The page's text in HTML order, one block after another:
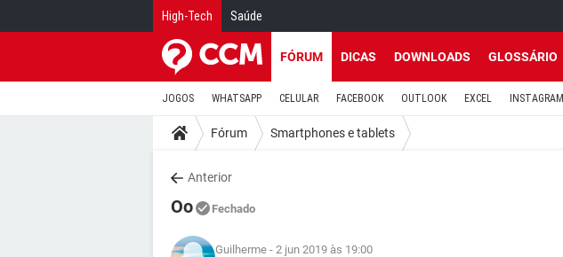
High-Tech Saúde
FÓRUM DICAS DOWNLOADS GLOSSÁRIO
JOGOS WHATSAPP CELULAR FACEBOOK OUTLOOK EXCEL INSTAGRAM
Fórum Smartphones e tablets
Anterior
Oo Fechado
Guilherme - 2 jun 2019 às 19:00